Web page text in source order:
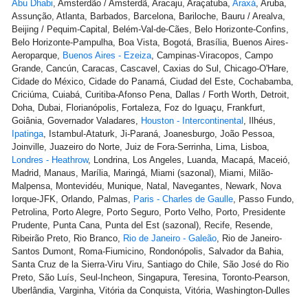
Abu Dhabi , Amsterdão / Amsterdã, Aracaju, Araçatuba, Araxá , Aruba,
Assunção, Atlanta, Barbados, Barcelona, Bariloche, Bauru / Arealva,
Beijing / Pequim-Capital, Belém-Val-de-Cães, Belo Horizonte-Confins,
Belo Horizonte-Pampulha, Boa Vista, Bogotá, Brasília, Buenos Aires-
Aeroparque, Buenos Aires - Ezeiza , Campinas-Viracopos, Campo
Grande, Cancún, Caracas, Cascavel, Caxias do Sul, Chicago-O'Hare,
Cidade do México, Cidade do Panamá, Ciudad del Este, Cochabamba,
Criciúma, Cuiabá, Curitiba-Afonso Pena, Dallas / Forth Worth, Detroit,
Doha, Dubai, Florianópolis, Fortaleza, Foz do Iguaçu, Frankfurt,
Goiânia, Governador Valadares, Houston - Intercontinental , Ilhéus,
Ipatinga , Istambul-Ataturk, Ji-Paraná, Joanesburgo, João Pessoa,
Joinville, Juazeiro do Norte, Juiz de Fora-Serrinha, Lima, Lisboa,
Londres - Heathrow, Londrina, Los Angeles, Luanda, Macapá, Maceió,
Madrid, Manaus, Marília, Maringá, Miami (sazonal), Miami, Milão-
Malpensa, Montevidéu, Munique, Natal, Navegantes, Newark, Nova
Iorque-JFK, Orlando, Palmas, Paris - Charles de Gaulle , Passo Fundo,
Petrolina, Porto Alegre, Porto Seguro, Porto Velho, Porto, Presidente
Prudente, Punta Cana, Punta del Est (sazonal), Recife, Resende,
Ribeirão Preto, Rio Branco, Rio de Janeiro - Galeão , Rio de Janeiro-
Santos Dumont, Roma-Fiumicino, Rondonópolis, Salvador da Bahia,
Santa Cruz de la Sierra-Viru Viru, Santiago do Chile, São José do Rio
Preto, São Luís, Seul-Incheon, Singapura, Teresina, Toronto-Pearson,
Uberlândia, Varginha, Vitória da Conquista, Vitória, Washington-Dulles